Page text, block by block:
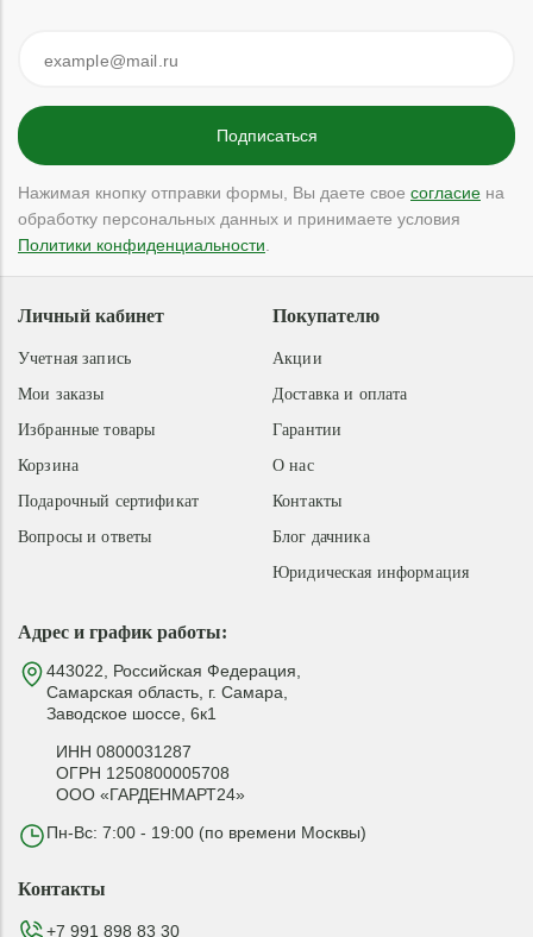
Нажимая кнопку отправки формы, Вы даете свое согласие на
обработку персональных данных и принимаете условия
Политики конфиденциальности
Адрес и график работы:
443022, Российская Федерация,
Самарская область, г. Самара,
Заводское шоссе, 6к1
ИНН 0800031287
ОГРН 1250800005708
ООО «ГАРДЕНМАРТ24»
Пн-Вс: 7:00 - 19:00 (по времени Москвы)
Покупателю
Акции
Доставка и оплата
Гарантии
О нас
Контакты
Блог дачника
Юридическая информация
Личный кабинет
Учетная запись
Мои заказы
Избранные товары
Корзина
Подарочный сертификат
Вопросы и ответы
Контакты
+7 991 898 83 30